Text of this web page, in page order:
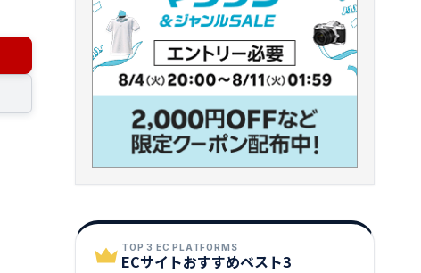
TOP 3 EC PLATFORMS
ECサイトおすすめベスト3